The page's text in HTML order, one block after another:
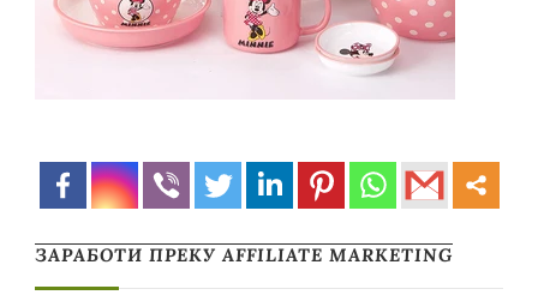
ЗАРАБОТИ ПРЕКУ AFFILIATE MARKETING